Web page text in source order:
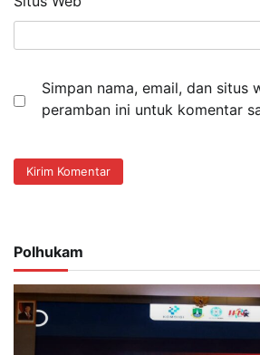
Simpan nama, email, dan situs
peramban ini untuk komentar
Polhukam